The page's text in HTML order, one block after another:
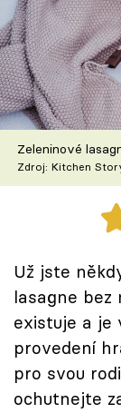
TV
Škola
Recepty z
Speciál:
Těhotnej
Přihlášení
Sledujte nás
Zeleninové
Zdroj: Kitchen
Už jste
lasagne bez
existuje a je
provedení
pro svou
ochutnejte